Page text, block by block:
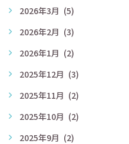
2026年3月 (5)
2026年2月 (3)
2026年1月 (2)
2025年12月 (3)
2025年11月 (2)
2025年10月 (2)
2025年9月 (2)